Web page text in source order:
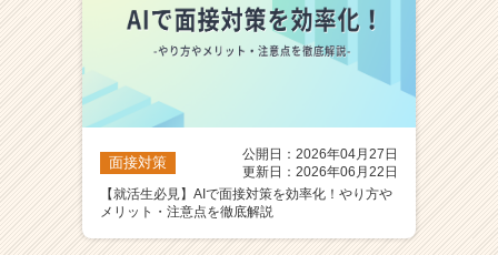
面接対策
公開日：2026年04月27日
更新日：2026年06月22日
【就活生必見】AIで面接対策を効率化！やり方や
メリット・注意点を徹底解説